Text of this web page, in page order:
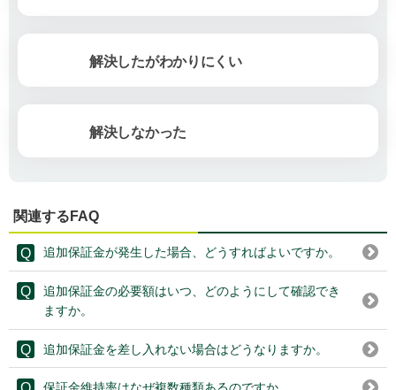
解決したがわかりにくい
解決しなかった
関連するFAQ
追加保証金が発生した場合、どうすればよいですか。
追加保証金の必要額はいつ、どのようにして確認でき
ますか。
追加保証金を差し入れない場合はどうなりますか。